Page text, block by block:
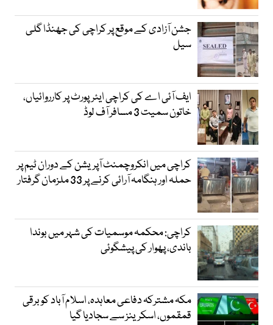
جشن آزادی کے موقع پر کراچی کی جھنڈا گلی
سیل
ایف آئی اے کی کراچی ایئرپورٹ پر کارروائیاں،
خاتون سمیت 3 مسافر آف لوڈ
کراچی میں انکروچمنٹ آپریشن کے دوران ٹیم پر
حملہ اور ہنگامہ آرائی کرنے پر 33 ملزمان گرفتار
کراچی: محکمہ موسمیات کی شہر میں بوندا
باندی، پھوار کی پیشگوئی
مکہ مشترکہ دفاعی معاہدہ، اسلام آباد کو برقی
قمقموں، اسکرینز سے سجادیا گیا